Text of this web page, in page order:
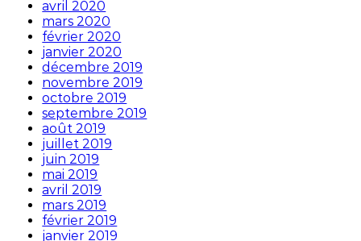
avril 2020
mars 2020
février 2020
janvier 2020
décembre 2019
novembre 2019
octobre 2019
septembre 2019
août 2019
juillet 2019
juin 2019
mai 2019
avril 2019
mars 2019
février 2019
janvier 2019